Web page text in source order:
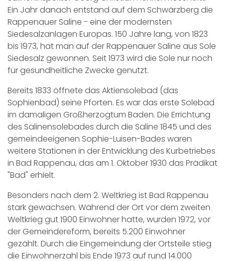
Ein Jahr danach entstand auf dem Schwärzberg die
Rappenauer Saline - eine der modernsten
Siedesalzanlagen Europas. 150 Jahre lang, von 1823
bis 1973, hat man auf der Rappenauer Saline aus Sole
Siedesalz gewonnen. Seit 1973 wird die Sole nur noch
für gesundheitliche Zwecke genutzt.
Bereits 1833 öffnete das Aktiensolebad (das
Sophienbad) seine Pforten. Es war das erste Solebad
im damaligen Großherzogtum Baden. Die Errichtung
des Salinensolebades durch die Saline 1845 und des
gemeindeeigenen Sophie-Luisen-Bades waren
weitere Stationen in der Entwicklung des Kurbetriebes
in Bad Rappenau, das am 1. Oktober 1930 das Prädikat
"Bad" erhielt.
Besonders nach dem 2. Weltkrieg ist Bad Rappenau
stark gewachsen. Während der Ort vor dem zweiten
Weltkrieg gut 1900 Einwohner hatte, wurden 1972, vor
der Gemeindereform, bereits 5.200 Einwohner
gezählt. Durch die Eingemeindung der Ortsteile stieg
die Einwohnerzahl bis Ende 1973 auf rund 14.000